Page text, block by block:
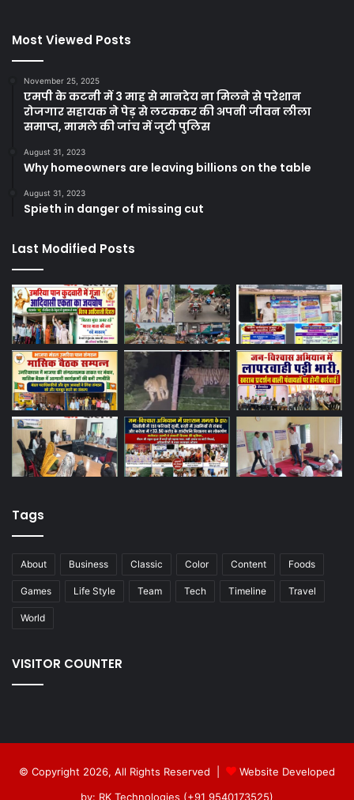
Most Viewed Posts
November 25, 2025
एमपी के कटनी में 3 माह से मानदेय ना मिलने से परेशान
रोजगार सहायक ने पेड़ से लटककर की अपनी जीवन लीला
समाप्त, मामले की जांच में जुटी पुलिस
August 31, 2023
Why homeowners are leaving billions on the table
August 31, 2023
Spieth in danger of missing cut
Last Modified Posts
Tags
About Business Classic Color Content Foods
Games Life Style Team Tech Timeline Travel
World
VISITOR COUNTER
© Copyright 2026, All Rights Reserved |
Website Developed
by: RK Technologies (+91 9540173525)